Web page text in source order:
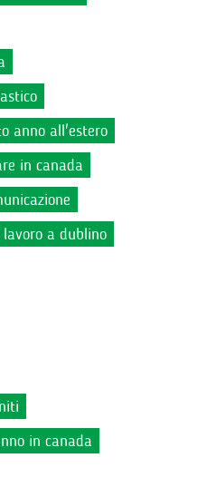
anno all'estero
in canada
a dublino
in canada